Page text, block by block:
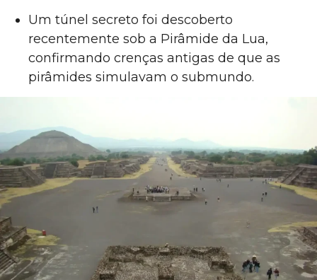
Um túnel secreto foi descoberto
recentemente sob a Pirâmide da Lua,
confirmando crenças antigas de que as
pirâmides simulavam o submundo.